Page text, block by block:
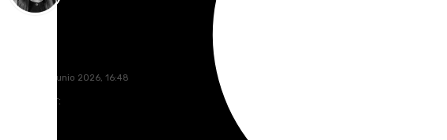
martes, 23 junio 2026, 16:48
Compartir: